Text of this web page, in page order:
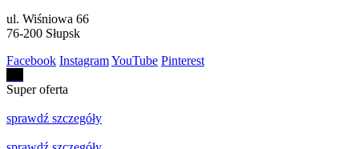
ul. Wiśniowa 66
76-200 Słupsk
Facebook InstagramYouTube Pinterest
Super oferta
sprawdź szczegóły